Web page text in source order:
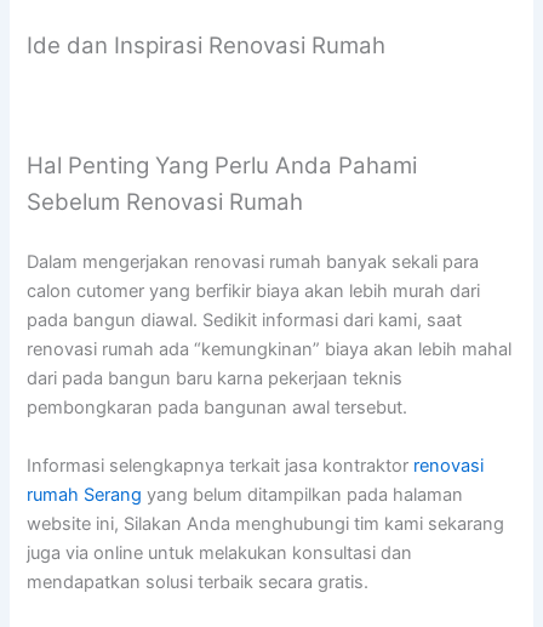
Ide dan Inspirasi Renovasi Rumah
Hal Penting Yang Perlu Anda Pahami
Sebelum Renovasi Rumah
Dalam mengerjakan renovasi rumah banyak sekali para
calon cutomer yang berfikir biaya akan lebih murah dari
pada bangun diawal. Sedikit informasi dari kami, saat
renovasi rumah ada “kemungkinan” biaya akan lebih mahal
dari pada bangun baru karna pekerjaan teknis
pembongkaran pada bangunan awal tersebut.
Informasi selengkapnya terkait jasa kontraktor renovasi
rumah Serang yang belum ditampilkan pada halaman
website ini, Silakan Anda menghubungi tim kami sekarang
juga via online untuk melakukan konsultasi dan
mendapatkan solusi terbaik secara gratis.